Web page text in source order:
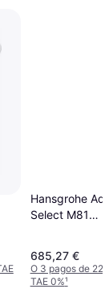
Hansgrohe
Select M81
685,27 €
O 3 pagos de
TAE 0%¹